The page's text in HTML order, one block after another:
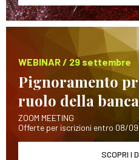
WEBINAR / 29 settembre
Pignoramento
ruolo della banca
ZOOM MEETING
Offerte per iscrizioni entro 08/09
SCOPRI I